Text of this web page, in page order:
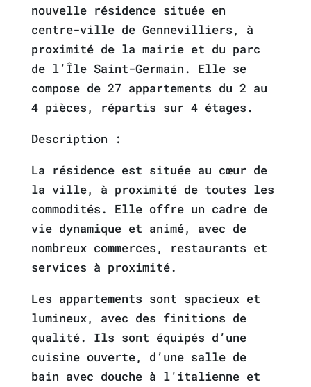
nouvelle résidence située en
centre-ville de Gennevilliers, à
proximité de la mairie et du parc
de l’Île Saint-Germain. Elle se
compose de 27 appartements du 2 au
4 pièces, répartis sur 4 étages.
Description :
La résidence est située au cœur de
la ville, à proximité de toutes les
commodités. Elle offre un cadre de
vie dynamique et animé, avec de
nombreux commerces, restaurants et
services à proximité.
Les appartements sont spacieux et
lumineux, avec des finitions de
qualité. Ils sont équipés d’une
cuisine ouverte, d’une salle de
bain avec douche à l’italienne et